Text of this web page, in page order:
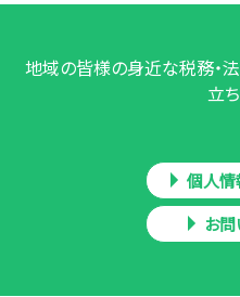
地域の皆様の身近な税務・
立
個人
お